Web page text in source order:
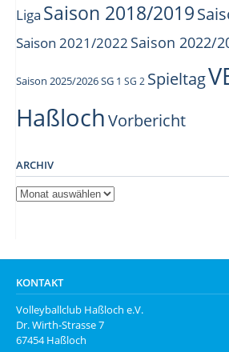
Liga Saison 2018/2019
Saison 2021/2022 Saison 2022/
Saison 2025/2026SG 1 SG 2 Spieltag
HaßlochVorbericht
ARCHIV
Archiv
KONTAKT
Volleyballclub Haßloch e.V.
Dr. Wirth-Strasse 7
67454 Haßloch